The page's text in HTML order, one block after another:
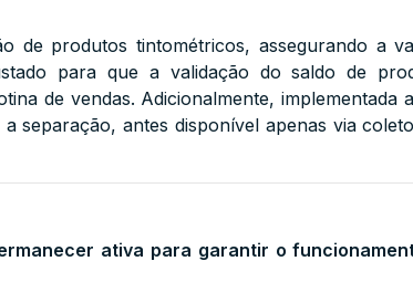
de produtos tintométricos, assegurando a
para que a validação do saldo de
de vendas. Adicionalmente, implementada a
separação, antes disponível apenas via
ativa para garantir o